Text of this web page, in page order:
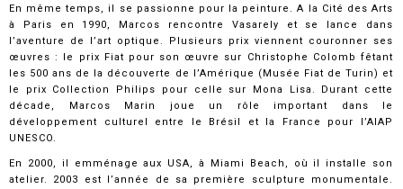
En même temps, il se passionne pour la peinture. A la Cité des Arts
à Paris en 1990, Marcos rencontre Vasarely et se lance dans
l’aventure de l’art optique. Plusieurs prix viennent couronner ses
œuvres : le prix Fiat pour son œuvre sur Christophe Colomb fêtant
les 500 ans de la découverte de l’Amérique (Musée Fiat de Turin) et
le prix Collection Philips pour celle sur Mona Lisa. Durant cette
décade, Marcos Marin joue un rôle important dans le
développement culturel entre le Brésil et la France pour l’AIAP
UNESCO.
En 2000, il emménage aux USA, à Miami Beach, où il installe son
atelier. 2003 est l’année de sa première sculpture monumentale.